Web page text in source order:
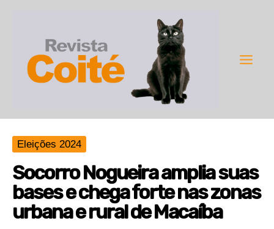
conteúdo
Eleições 2024
Socorro Nogueira amplia suas
bases e chega forte nas zonas
urbana e rural de Macaíba